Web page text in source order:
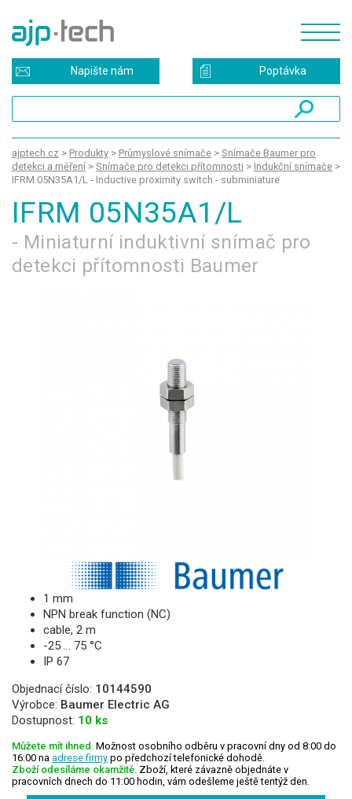
Poptávka
Napište nám
ajptech.cz > Produkty > Průmyslové snímače > Snímače Baumer pro
detekci a měření > Snímače pro detekci přítomnosti > Indukční snímače >
IFRM 05N35A1/L - Inductive proximity switch - subminiature
IFRM 05N35A1/L
- Miniaturní induktivní snímač pro
detekci přítomnosti Baumer
1 mm
NPN break function (NC)
cable, 2 m
-25 … 75 °C
IP 67
Objednací číslo: 10144590
Výrobce: Baumer Electric AG
Dostupnost: 10 ks
Můžete mít ihned. Možnost osobního odběru v pracovní dny od 8:00 do
16:00 na adrese firmy po předchozí telefonické dohodě.
Zboží odesíláme okamžitě. Zboží, které závazně objednáte v
pracovních dnech do 11:00 hodin, vám odešleme ještě tentýž den.